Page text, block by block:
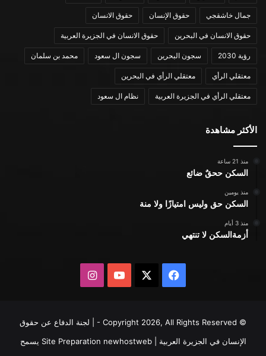
جمال خاشقجي حقوق الإنسان حقوق الانسان
حقوق الانسان في البحرين حقوق الانسان في الجزيرة العربية
رؤية 2030 سجون البحرين سجون ال سعود محمد بن سلمان
معتقلي الرأي معتقلي الرأي في البحرين
معتقلي الرأي في الجزيرة العربية نظام ال سعود
الأكثر مشاهدة
منذ 21 ساعة
السكن ححقٌ ضائع
منذ يومين
السكن حق وليس امتيازًا ولا منة
منذ 3 أيام
أزمةالسكن لا تنتهي
فيسبوك يوتيوبانستقرام
© Copyright 2026, All Rights Reserved - | لجنة الدفاع عن حقوق
الإنسان في الجزيرة العربية | Site Preparationnewhostweb
يسمح